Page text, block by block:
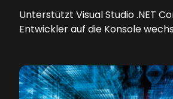
Unterstützt Visual Studio .NET
Entwickler auf die Konsole